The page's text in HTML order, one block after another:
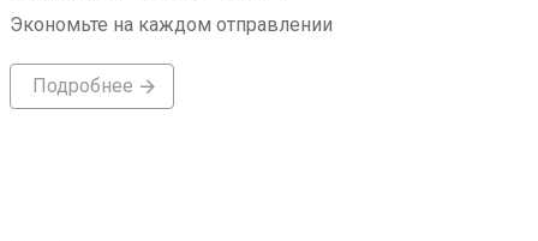
Экономьте на каждом отправлении
Подробнее